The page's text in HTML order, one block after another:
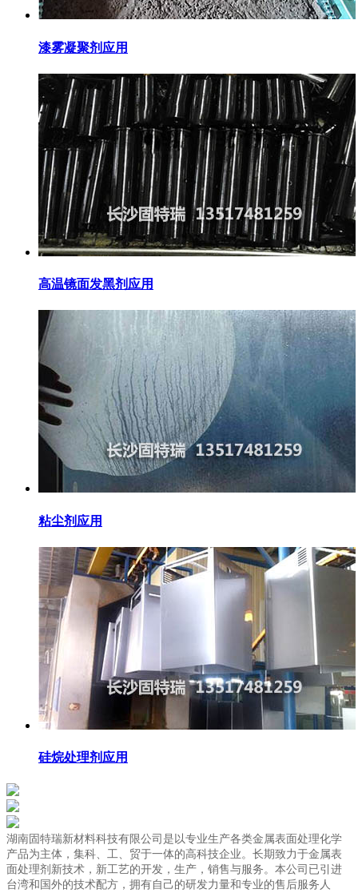
漆雾凝聚剂应用
高温镜面发黑剂应用
粘尘剂应用
硅烷处理剂应用
湖南固特瑞新材料科技有限公司是以专业生产各类金属表面处理化学
产品为主体，集科、工、贸于一体的高科技企业。长期致力于金属表
面处理剂新技术，新工艺的开发，生产，销售与服务。本公司已引进
台湾和国外的技术配方，拥有自己的研发力量和专业的售后服务人